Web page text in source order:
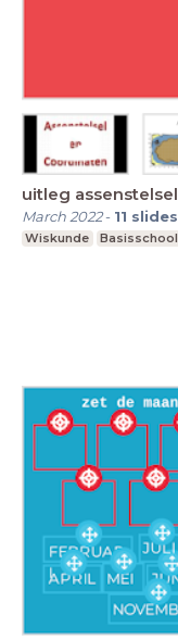
uitleg assenstelsel
March 2022- 11 slides
Wiskunde Basisschool